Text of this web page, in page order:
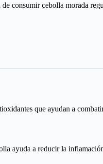
consumir cebolla morada
que ayudan a
ayuda a reducir la